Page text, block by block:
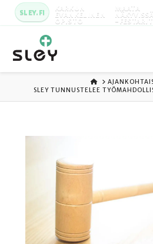
SLEY.FI KARKUN
EVANKELINEN
OPISTO
MAATA
NÄKYVISSÄ
-FESTARIT
ETUSIVU
SLEY TUNNUSTELEE